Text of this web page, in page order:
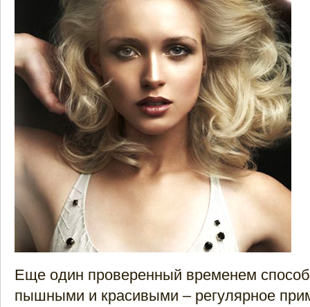
Еще один проверенный временем
пышными и красивыми – регулярное